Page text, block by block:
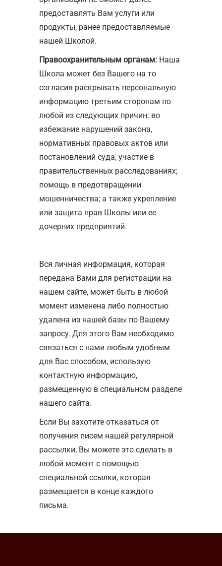
предоставлять Вам услуги или
продукты, ранее предоставляемые
нашей Школой.
Правоохранительным органам: Наша
Школа может без Вашего на то
согласия раскрывать персональную
информацию третьим сторонам по
любой из следующих причин: во
избежание нарушений закона,
нормативных правовых актов или
постановлений суда; участие в
правительственных расследованиях;
помощь в предотвращении
мошенничества; а также укрепление
или защита прав Школы или ее
дочерних предприятий.
Вся личная информация, которая
передана Вами для регистрации на
нашем сайте, может быть в любой
момент изменена либо полностью
удалена из нашей базы по Вашему
запросу. Для этого Вам необходимо
связаться с нами любым удобным
для Вас способом, использую
контактную информацию,
размещенную в специальном разделе
нашего сайта.
Если Вы захотите отказаться от
получения писем нашей регулярной
рассылки, Вы можете это сделать в
любой момент с помощью
специальной ссылки, которая
размещается в конце каждого
письма.